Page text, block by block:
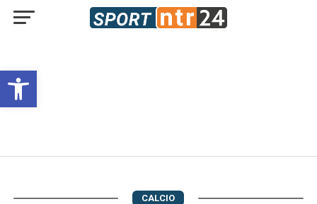
Open toolbar
CALCIO